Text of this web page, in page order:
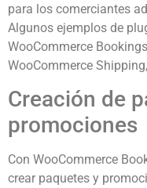
para los comerciantes
Algunos ejemplos de
WooCommerce
WooCommerce
Creación de
promociones
Con WooCommerce
crear paquetes y